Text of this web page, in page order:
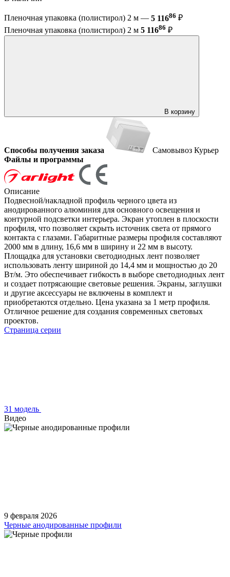
Пленочная упаковка (полистирол) 2 м — 5 11686 ₽
Пленочная упаковка (полистирол) 2 м 5 11686 ₽
В корзину
Способы получения заказа Самовывоз Курьер
Файлы и программы
Описание
Подвесной/накладной профиль черного цвета из
анодированного алюминия для основного освещения и
контурной подсветки интерьера. Экран утоплен в плоскости
профиля, что позволяет скрыть источник света от прямого
контакта с глазами. Габаритные размеры профиля составляют
2000 мм в длину, 16,6 мм в ширину и 22 мм в высоту.
Площадка для установки светодиодных лент позволяет
использовать ленту шириной до 14,4 мм и мощностью до 20
Вт/м. Это обеспечивает гибкость в выборе светодиодных лент
и создает потрясающие световые решения. Экраны, заглушки
и другие аксессуары не включены в комплект и
приобретаются отдельно. Цена указана за 1 метр профиля.
Отличное решение для создания современных световых
проектов.
Страница серии
31 модель
Видео
9 февраля 2026
Черные анодированные профили